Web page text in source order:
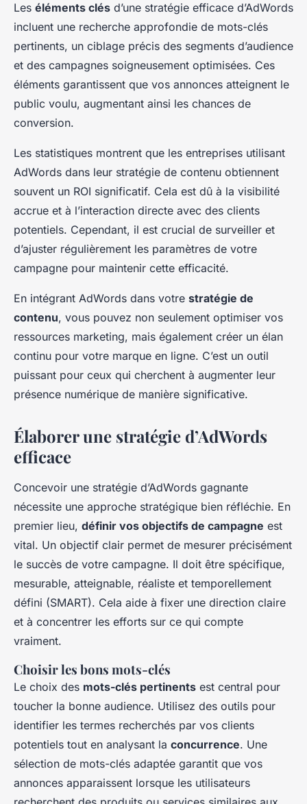
Les éléments clés d’une stratégie efficace d’AdWords
incluent une recherche approfondie de mots-clés
pertinents, un ciblage précis des segments d’audience
et des campagnes soigneusement optimisées. Ces
éléments garantissent que vos annonces atteignent le
public voulu, augmentant ainsi les chances de
conversion.
Les statistiques montrent que les entreprises utilisant
AdWords dans leur stratégie de contenu obtiennent
souvent un ROI significatif. Cela est dû à la visibilité
accrue et à l’interaction directe avec des clients
potentiels. Cependant, il est crucial de surveiller et
d’ajuster régulièrement les paramètres de votre
campagne pour maintenir cette efficacité.
En intégrant AdWords dans votre stratégie de
contenu, vous pouvez non seulement optimiser vos
ressources marketing, mais également créer un élan
continu pour votre marque en ligne. C’est un outil
puissant pour ceux qui cherchent à augmenter leur
présence numérique de manière significative.
Élaborer une stratégie d’AdWords
efficace
Concevoir une stratégie d’AdWords gagnante
nécessite une approche stratégique bien réfléchie. En
premier lieu, définir vos objectifs de campagne est
vital. Un objectif clair permet de mesurer précisément
le succès de votre campagne. Il doit être spécifique,
mesurable, atteignable, réaliste et temporellement
défini (SMART). Cela aide à fixer une direction claire
et à concentrer les efforts sur ce qui compte
vraiment.
Choisir les bons mots-clés
Le choix des mots-clés pertinents est central pour
toucher la bonne audience. Utilisez des outils pour
identifier les termes recherchés par vos clients
potentiels tout en analysant la concurrence. Une
sélection de mots-clés adaptée garantit que vos
annonces apparaissent lorsque les utilisateurs